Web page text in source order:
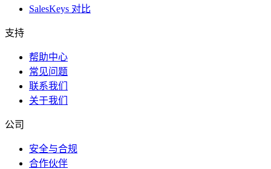
SalesKeys 对比
支持
帮助中心
常见问题
联系我们
关于我们
公司
安全与合规
合作伙伴